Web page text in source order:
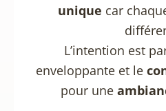
unique car
L’intention est
enveloppante et le
pour une